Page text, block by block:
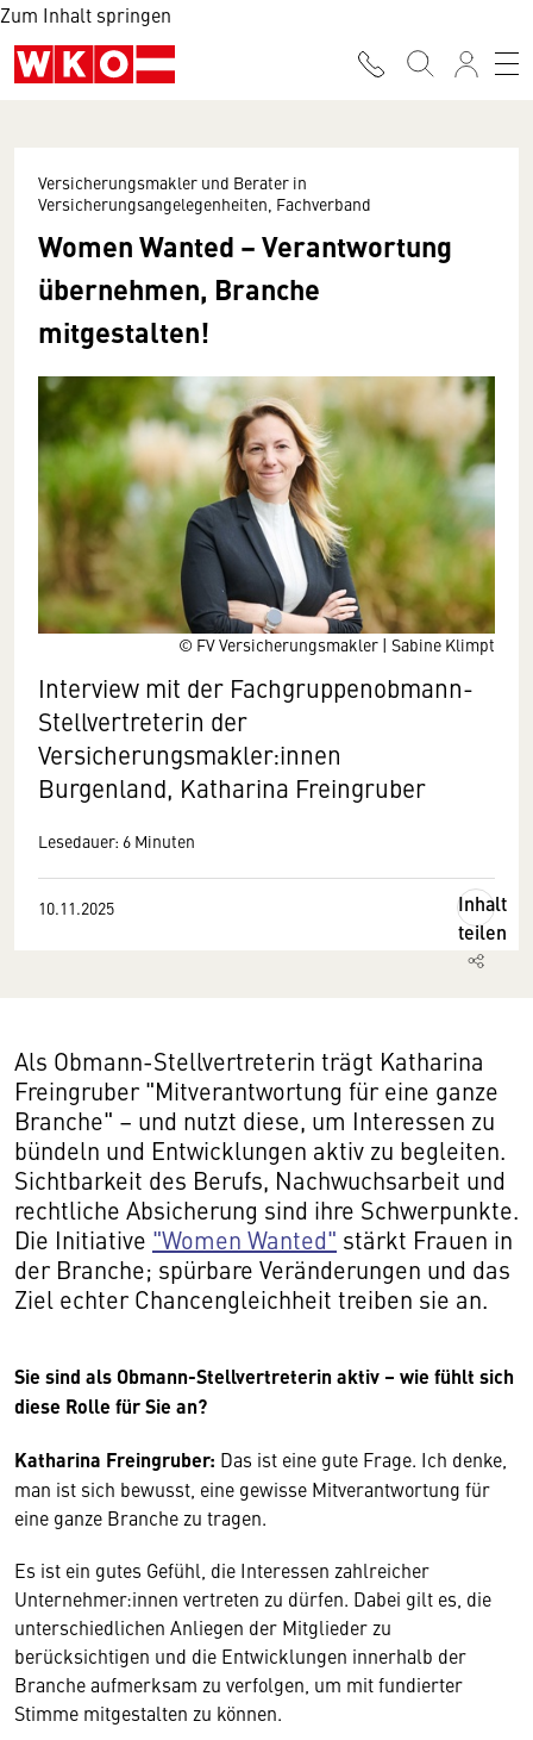
Zum Inhalt springen
© FV Versicherungsmakler | Sabine Klimpt
Versicherungsmakler und Berater in
Versicherungsangelegenheiten, Fachverband
Women Wanted – Verantwortung
übernehmen, Branche
mitgestalten!
Interview mit der Fachgruppenobmann-
Stellvertreterin der
Versicherungsmakler:innen
Burgenland, Katharina Freingruber
Lesedauer: 6 Minuten
10.11.2025
Inhalt
teilen
Als Obmann-Stellvertreterin trägt Katharina
Freingruber "Mitverantwortung für eine ganze
Branche" – und nutzt diese, um Interessen zu
bündeln und Entwicklungen aktiv zu begleiten.
Sichtbarkeit des Berufs, Nachwuchsarbeit und
rechtliche Absicherung sind ihre Schwerpunkte.
Die Initiative "Women Wanted" stärkt Frauen in
der Branche; spürbare Veränderungen und das
Ziel echter Chancengleichheit treiben sie an.
Sie sind als Obmann-Stellvertreterin aktiv – wie fühlt sich
diese Rolle für Sie an?
Katharina Freingruber: Das ist eine gute Frage. Ich denke,
man ist sich bewusst, eine gewisse Mitverantwortung für
eine ganze Branche zu tragen.
Es ist ein gutes Gefühl, die Interessen zahlreicher
Unternehmer:innen vertreten zu dürfen. Dabei gilt es, die
unterschiedlichen Anliegen der Mitglieder zu
berücksichtigen und die Entwicklungen innerhalb der
Branche aufmerksam zu verfolgen, um mit fundierter
Stimme mitgestalten zu können.